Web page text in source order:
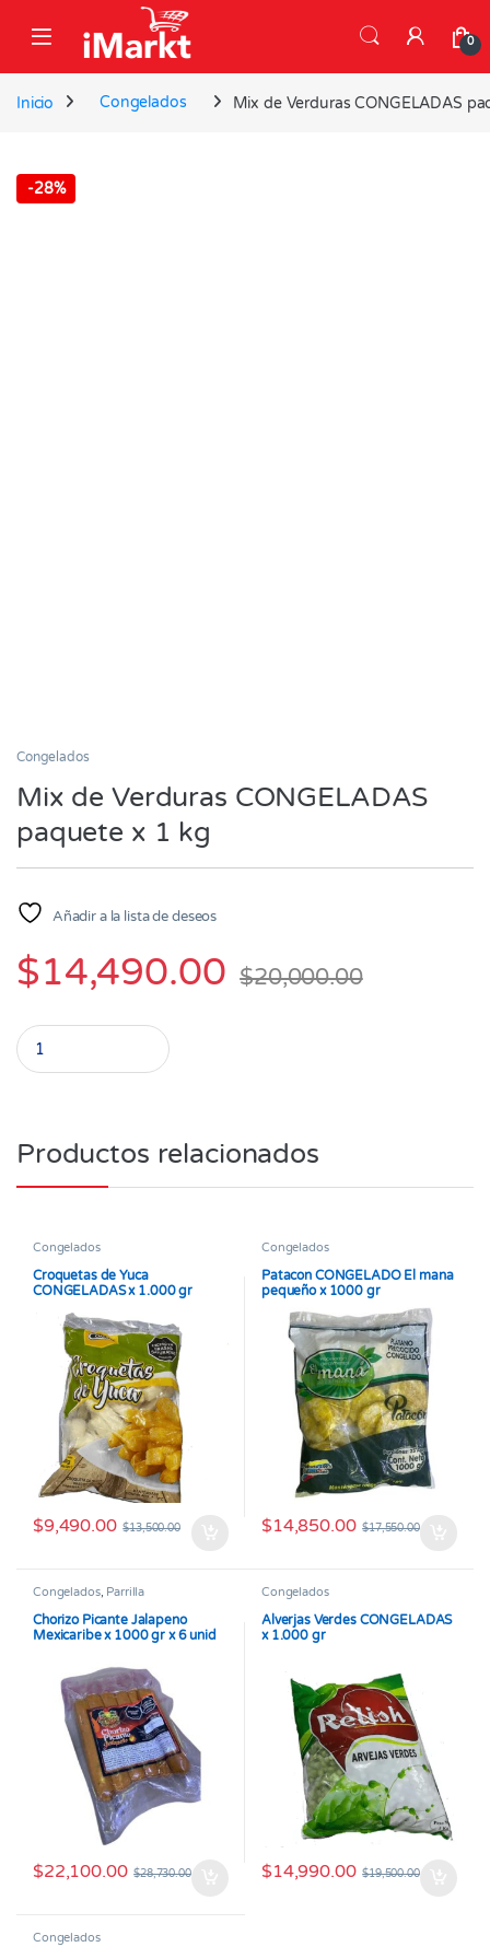
0
Inicio Congelados Mix de Verduras CONGELADAS
-28%
Congelados
Mix de Verduras CONGELADAS
paquete x 1 kg
Añadir a la lista de deseos
$14,490.00 $20,000.00
Mix de Verduras CONGELADAS paquete x 1 kg quantity
Productos relacionados
Congelados
Croquetas de Yuca
CONGELADAS x 1.000 gr
$9,490.00 $13,500.00
Congelados
Patacon CONGELADO El mana
pequeño x 1000 gr
$14,850.00 $17,550.00
Congelados, Parrilla
Chorizo Picante Jalapeno
Mexicaribe x 1000 gr x 6 unid
$22,100.00 $28,730.00
Congelados
Alverjas Verdes CONGELADAS
x 1.000 gr
$14,990.00 $19,500.00
Congelados